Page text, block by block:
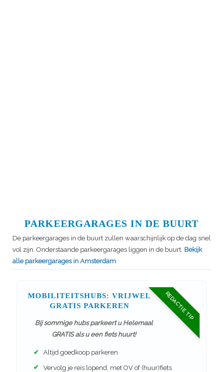
PARKEERGARAGES IN DE BUURT
De parkeergarages in de buurt zullen waarschijnlijk op de dag snel
vol zijn. Onderstaande parkeergarages liggen in de buurt. Bekijk
alle parkeergarages in Amsterdam
REDACTIE TIP
MOBILITEITSHUBS: VRIJWEL
GRATIS PARKEREN
Bij sommige hubs parkeert u Helemaal
GRATIS als u een fiets huurt!
✔ Altijd goedkoop parkeren
✔ Vervolg je reis lopend, met OV of (huur)fiets